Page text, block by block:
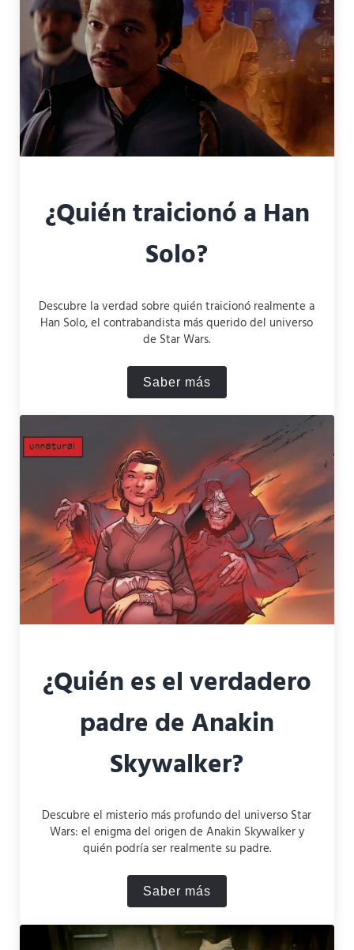
¿Quién traicionó a Han
Solo?
Descubre la verdad sobre quién traicionó realmente a
Han Solo, el contrabandista más querido del universo
de Star Wars.
Saber más¿Quién traicionó a Han
¿Quién es el verdadero
padre de Anakin
Skywalker?
Descubre el misterio más profundo del universo Star
Wars: el enigma del origen de Anakin Skywalker y
quién podría ser realmente su padre.
Saber más¿Quién es el verdadero